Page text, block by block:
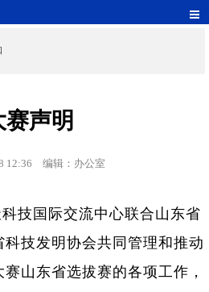
赛声明
12:36 编辑：办公室
技国际交流中心联合山东省
技发明协会共同管理和推动
山东省选拔赛的各项工作，